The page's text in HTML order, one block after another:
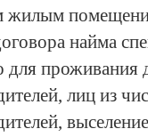
жилым
найма
проживания
лиц из